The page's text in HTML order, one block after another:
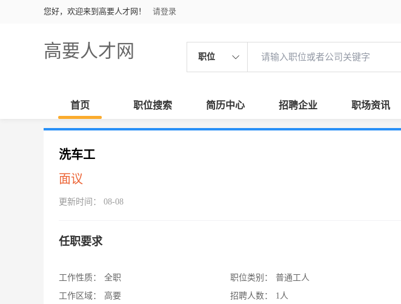
您好，欢迎来到高要人才网！ 请登录
高要人才网 职位
首页 职位搜索 简历中心 招聘企业 职场资讯
洗车工
面议
更新时间： 08-08
任职要求
工作性质：
全职
工作区域：
高要
职位类别：
普通工人
招聘人数：
1人